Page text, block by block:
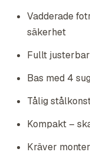
Vadderade
säkerhet
Fullt
Bas med 4
Tålig
Kompakt –
Kräver